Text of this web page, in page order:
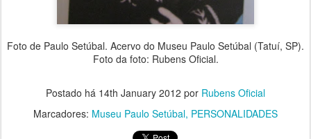
Foto de Paulo Setúbal. Acervo do Museu Paulo Setúbal (Tatuí, SP).
Foto da foto: Rubens Oficial.
Postado há 14th January 2012 por Rubens Oficial
Marcadores: Museu Paulo Setúbal PERSONALIDADES